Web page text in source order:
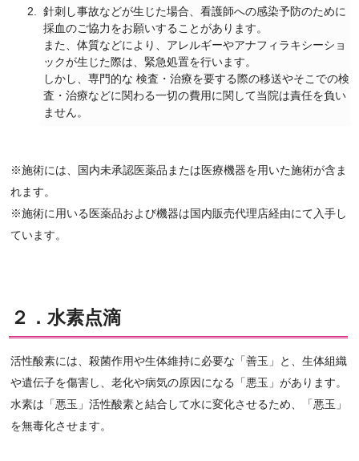
針刺し事故などが生じた場合、看護師への感染予防のために
採血のご協力をお願いすることがあります。
また、体質などにより、アレルギーやアナフィラキシーショ
ックが生じた際は、緊急処置を行います。
しかし、専門的な 検査・治療を要する際の移送やそこでの検
査・治療などに関わる一切の費用に関して当院は責任を負い
ません。
※施術には、国内未承認医薬品または医療機器を用いた施術が含ま
れます。
※施術に用いる医薬品および機器は国内販売代理店経由にて入手し
ています。
２．水素点滴
活性酸素には、殺菌作用や生体維持に必要な「善玉」と、生体組織
や遺伝子を傷害し、老化や病気の原因になる「悪玉」があります。
水素は「悪玉」活性酸素と結合して水に変化させるため、「悪玉」
を無毒化させます。